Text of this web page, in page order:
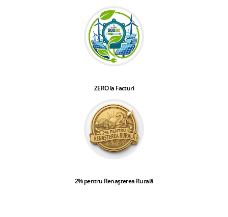
ZERO la Facturi
2% pentru Renașterea Rurală